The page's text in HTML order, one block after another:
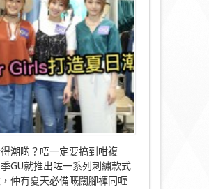
繡
items
跟
Super
Girls
打
造
夏
日
潮
look！〉
潮啲？唔一定要搞到咁複
GU就推出咗一系列刺繡款式
仲有夏天必備嘅闊腳褲同喱